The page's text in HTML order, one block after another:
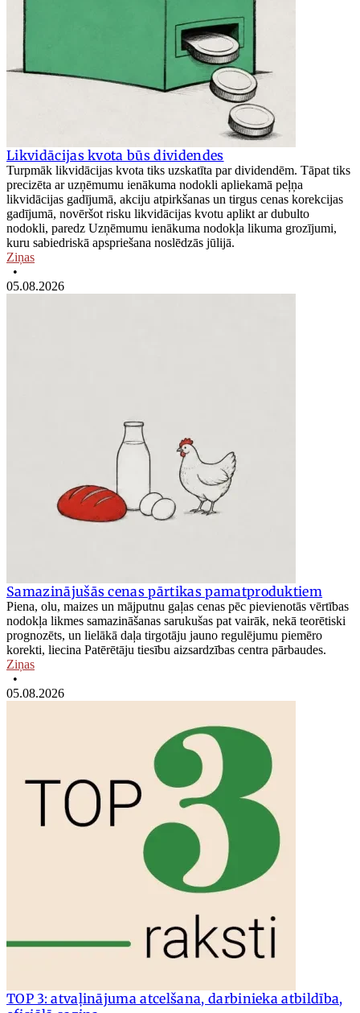
Likvidācijas kvota būs dividendes
Turpmāk likvidācijas kvota tiks uzskatīta par dividendēm. Tāpat tiks
precizēta ar uzņēmumu ienākuma nodokli apliekamā peļņa
likvidācijas gadījumā, akciju atpirkšanas un tirgus cenas korekcijas
gadījumā, novēršot risku likvidācijas kvotu aplikt ar dubulto
nodokli, paredz Uzņēmumu ienākuma nodokļa likuma grozījumi,
kuru sabiedriskā apspriešana noslēdzās jūlijā.
Ziņas
•
05.08.2026
Samazinājušās cenas pārtikas pamatproduktiem
Piena, olu, maizes un mājputnu gaļas cenas pēc pievienotās vērtības
nodokļa likmes samazināšanas sarukušas pat vairāk, nekā teorētiski
prognozēts, un lielākā daļa tirgotāju jauno regulējumu piemēro
korekti, liecina Patērētāju tiesību aizsardzības centra pārbaudes.
Ziņas
•
05.08.2026
TOP 3: atvaļinājuma atcelšana, darbinieka atbildība,